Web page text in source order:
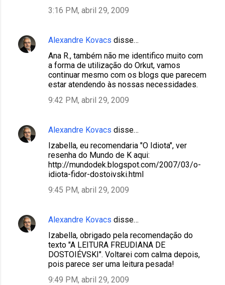
3:16 PM, abril 29, 2009
Alexandre Kovacs disse…
Ana R., também não me identifico muito com
a forma de utilização do Orkut, vamos
continuar mesmo com os blogs que parecem
estar atendendo às nossas necessidades.
9:42 PM, abril 29, 2009
Alexandre Kovacs disse…
Izabella, eu recomendaria "O Idiota", ver
resenha do Mundo de K aqui:
http://mundodek.blogspot.com/2007/03/o-
idiota-fidor-dostoivski.html
9:45 PM, abril 29, 2009
Alexandre Kovacs disse…
Izabella, obrigado pela recomendação do
texto "A LEITURA FREUDIANA DE
DOSTOIÉVSKI". Voltarei com calma depois,
pois parece ser uma leitura pesada!
9:49 PM, abril 29, 2009